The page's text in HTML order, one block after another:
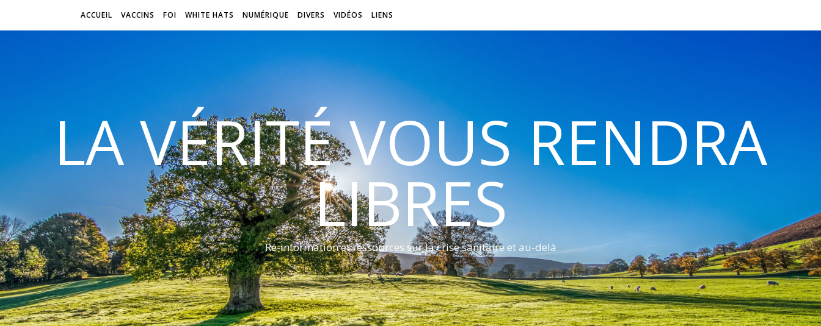
ACCUEIL VACCINS FOI WHITE HATS NUMÉRIQUE DIVERS VIDÉOS LIENS
LA VÉRITÉ VOUS RENDRA
LIBRES
Ré-information et ressources sur la crise sanitaire et au-delà